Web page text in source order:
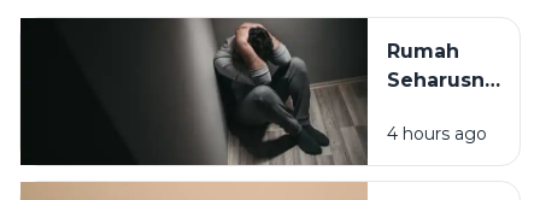
Rumah
Seharusnya
Tempat
Pulang,
4 hours ago